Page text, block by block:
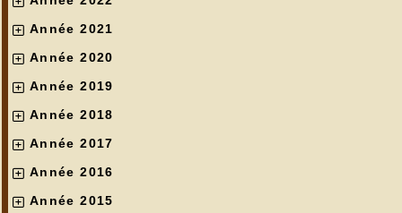
Année 2021
Année 2020
Année 2019
Année 2018
Année 2017
Année 2016
Année 2015